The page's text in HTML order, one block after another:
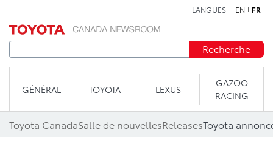
LANGUES EN FR
Recherche
GÉNÉRAL TOYOTA LEXUS
GAZOO
RACING
Toyota CanadaSalle de nouvellesReleases